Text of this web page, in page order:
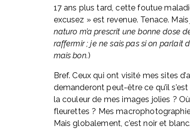
17 ans plus tard, cette foutue
excusez » est revenue. Tenace.
naturo m’a prescrit une bonne dose
raffermir ; je ne sais pas si on parlait
mais bon.)
Bref. Ceux qui ont visité mes sites
demanderont peut-être ce qu’il
la couleur de mes images jolies ?
fleurettes ? Mes
Mais globalement, c’est noir et blanc.